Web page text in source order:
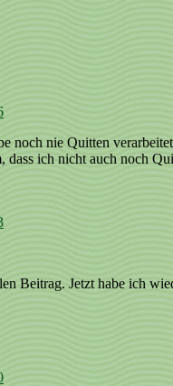
noch nie Quitten
dass ich nicht auch noch
Beitrag. Jetzt habe ich